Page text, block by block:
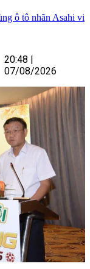
ô tô nhãn Asahi vi
20:48
07/08/2026